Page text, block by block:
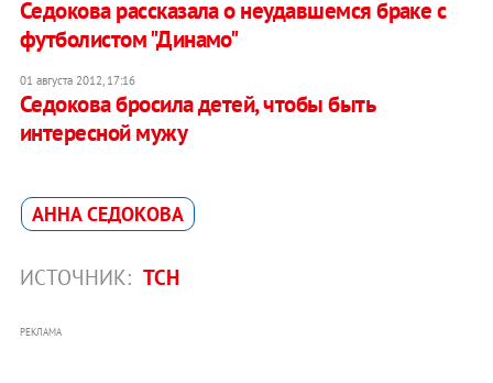
Седокова рассказала о неудавшемся браке с
футболистом "Динамо"
01 августа 2012, 17:16
Седокова бросила детей, чтобы быть
интересной мужу
АННА СЕДОКОВА
ИСТОЧНИК: ТСН
РЕКЛАМА